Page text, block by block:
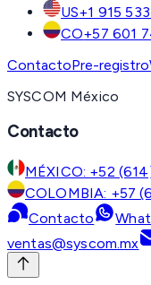
US+1 915
CO+57 601
ContactoPre-registro
SYSCOM México
Contacto
MÉXICO: +52
COLOMBIA: +57
Contacto
ventas@syscom.mx